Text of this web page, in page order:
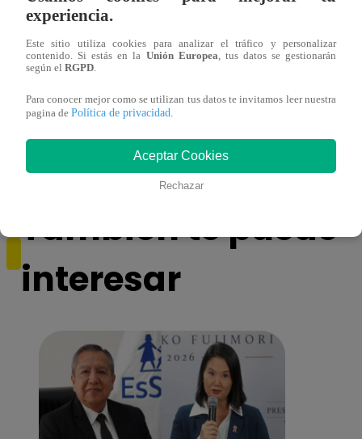
Josimar armó una tremenda fiesta de año
También te puede
interesar
experiencia.
Este sitio utiliza cookies para analizar el tráfico y personalizar
contenido. Si estás en la Unión Europea , tus datos se gestionarán
según el RGPD
Para conocer mejor como se utilizan tus datos te invitamos leer nuestra
pagina de Política de privacidad
Aceptar Cookies
Rechazar